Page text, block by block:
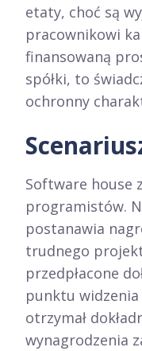
etaty, choć są
pracownikowi
finansowaną
spółki, to
ochronny
Software house
programistów.
postanawia
trudnego
przedpłacone
punktu
otrzymał
wynagrodzenia